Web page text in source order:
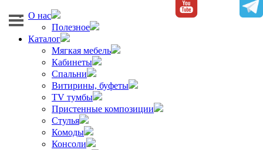
О нас
Полезное
Каталог
Мягкая мебель
Кабинеты
Спальни
Витирины, буфеты
TV тумбы
Пристенные композиции
Стулья
Комоды
Консоли